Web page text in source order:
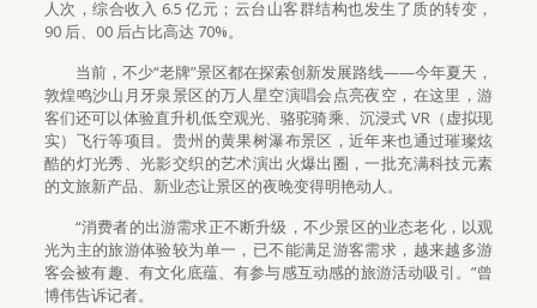
人次，综合收入 6.5 亿元；云台山客群结构也发生了质的转变，
90 后、00 后占比高达 70%。
当前，不少“老牌”景区都在探索创新发展路线——今年夏天，
敦煌鸣沙山月牙泉景区的万人星空演唱会点亮夜空，在这里，游
客们还可以体验直升机低空观光、骆驼骑乘、沉浸式 VR（虚拟现
实）飞行等项目。贵州的黄果树瀑布景区，近年来也通过璀璨炫
酷的灯光秀、光影交织的艺术演出火爆出圈，一批充满科技元素
的文旅新产品、新业态让景区的夜晚变得明艳动人。
“消费者的出游需求正不断升级，不少景区的业态老化，以观
光为主的旅游体验较为单一，已不能满足游客需求，越来越多游
客会被有趣、有文化底蕴、有参与感互动感的旅游活动吸引。”曾
博伟告诉记者。